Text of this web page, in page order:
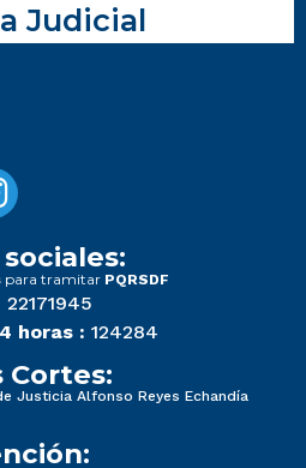
Judicial
para tramitar PQRSDF
22171945
horas : 124284
Cortes:
Justicia Alfonso Reyes Echandía